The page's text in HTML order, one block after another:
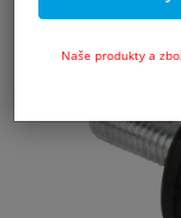
Naše produkty a